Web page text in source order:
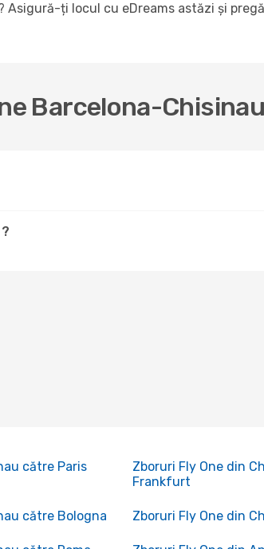
Asigură-ți locul cu eDreams astăzi și
Barcelona-Chisinau
către Paris
Zboruri Fly One din
Frankfurt
către Bologna Zboruri Fly One din